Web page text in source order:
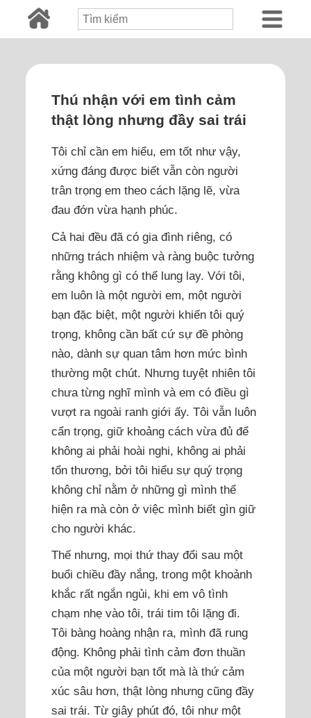
Thú nhận với em tình cảm
thật lòng nhưng đầy sai trái
Tôi chỉ cần em hiểu, em tốt như vậy,
xứng đáng được biết vẫn còn người
trân trọng em theo cách lặng lẽ, vừa
đau đớn vừa hạnh phúc.
Cả hai đều đã có gia đình riêng, có
những trách nhiệm và ràng buộc tưởng
rằng không gì có thể lung lay. Với tôi,
em luôn là một người em, một người
bạn đặc biệt, một người khiến tôi quý
trọng, không cần bất cứ sự đề phòng
nào, dành sự quan tâm hơn mức bình
thường một chút. Nhưng tuyệt nhiên tôi
chưa từng nghĩ mình và em có điều gì
vượt ra ngoài ranh giới ấy. Tôi vẫn luôn
cẩn trọng, giữ khoảng cách vừa đủ để
không ai phải hoài nghi, không ai phải
tổn thương, bởi tôi hiểu sự quý trọng
không chỉ nằm ở những gì mình thể
hiện ra mà còn ở việc mình biết gìn giữ
cho người khác.
Thế nhưng, mọi thứ thay đổi sau một
buổi chiều đầy nắng, trong một khoảnh
khắc rất ngắn ngủi, khi em vô tình
chạm nhẹ vào tôi, trái tim tôi lặng đi.
Tôi bàng hoàng nhận ra, mình đã rung
động. Không phải tình cảm đơn thuần
của một người bạn tốt mà là thứ cảm
xúc sâu hơn, thật lòng nhưng cũng đầy
sai trái. Từ giây phút đó, tôi như một